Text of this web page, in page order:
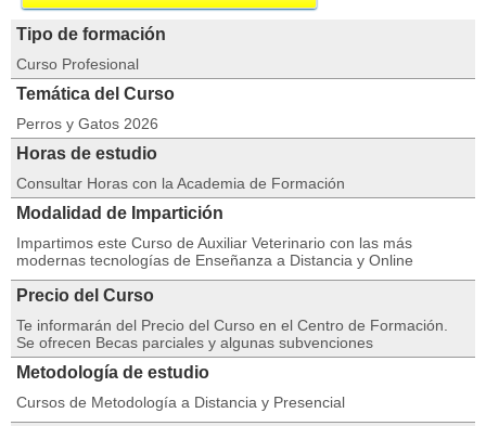
Tipo de formación
Curso Profesional
Temática del Curso
Perros y Gatos 2026
Horas de estudio
Consultar Horas con la Academia de Formación
Modalidad de Impartición
Impartimos este Curso de Auxiliar Veterinario con las más
modernas tecnologías de Enseñanza a Distancia y Online
Precio del Curso
Te informarán del Precio del Curso en el Centro de Formación.
Se ofrecen Becas parciales y algunas subvenciones
Metodología de estudio
Cursos de Metodología a Distancia y Presencial